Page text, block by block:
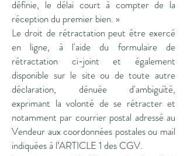
définie, le délai court à compter de la
réception du premier bien. »
Le droit de rétractation peut être exercé
en ligne, à l'aide du formulaire de
rétractation ci-joint et également
disponible sur le site ou de toute autre
déclaration, dénuée d'ambiguïté,
exprimant la volonté de se rétracter et
notamment par courrier postal adressé au
Vendeur aux coordonnées postales ou mail
indiquées à l’ARTICLE 1 des CGV.